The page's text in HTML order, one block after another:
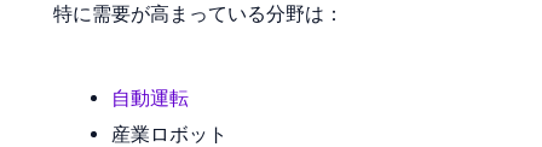
特に需要が高まっている分野は：
自動運転
産業ロボット